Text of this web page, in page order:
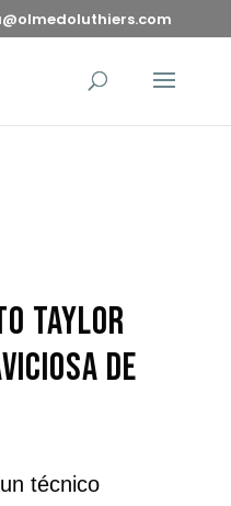
Taylor
de
técnico